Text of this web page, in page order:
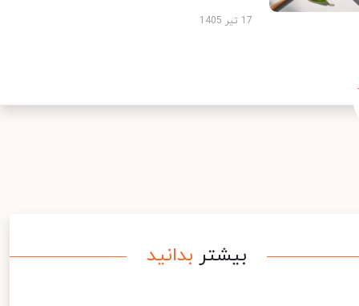
17 تیر 1405
بیشتر بدانید